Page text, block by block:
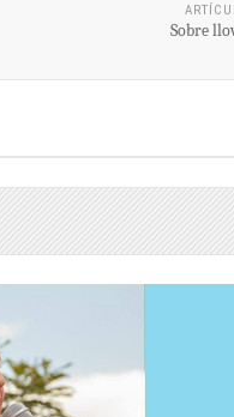
Sobre